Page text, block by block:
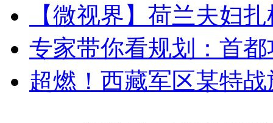
【微视界】荷兰夫妇
专家带你看规划：首
超燃！西藏军区某特